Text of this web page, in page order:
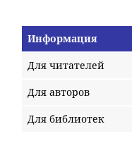
Информация
Для читателей
Для авторов
Для библиотек